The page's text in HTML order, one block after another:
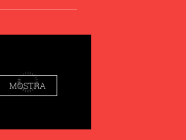
MOSTRA